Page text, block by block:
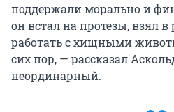
поддержали морально и
он встал на протезы, взял
работать с хищными
сих пор, — рассказал
неординарный.